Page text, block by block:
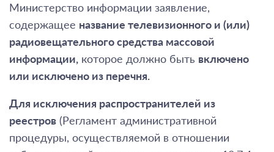
Министерство информации заявление,
содержащее название телевизионного и (или)
радиовещательного средства массовой
информации, которое должно быть включено
или исключено из перечня.
Для исключения распространителей из
реестров (Регламент административной
процедуры, осуществляемой в отношении